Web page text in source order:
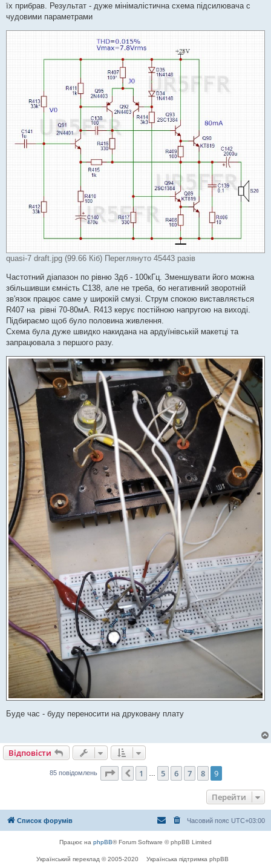
їх прибрав. Результат - дуже мінімалістична схема підсилювача с
чудовими параметрами
quasi-7 draft.jpg (99.66 Кіб) Переглянуто 45443 разів
Частотний діапазон по рівню 3дб - 100кГц. Зменшувати його можна
збільшивши ємність С138, але не треба, бо негативний зворотній
зв'язок працює саме у широкій смузі. Струм спокою виставляється
R407 на рівні 70-80мА. R413 керує постійною напругою на виході.
Підбираємо щоб було половина живлення.
Схема була дуже швидко накидана на ардуїнівській макетці та
запрацювала з першого разу.
Буде час - буду переносити на друковану плату
Відповісти
85 повідомлень Сторінка9 з9
Поперед.
1 … 5 6 7 8 9
Перейти
Список форумів Часовий пояс UTC+03:00
Працює на phpBB® Forum Software © phpBB Limited
Український переклад © 2005-2020 Українська підтримка phpBB